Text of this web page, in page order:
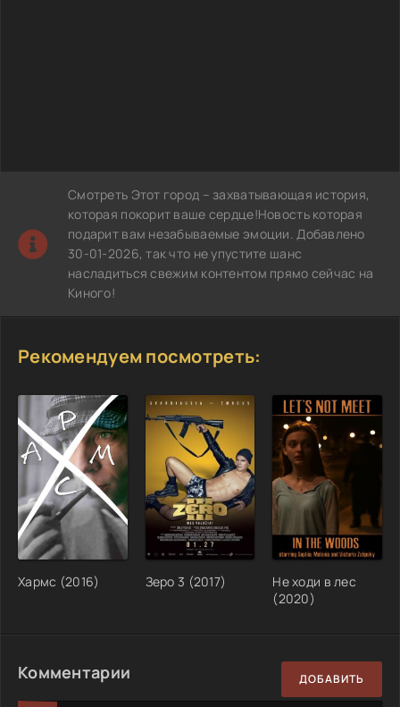
Смотреть Этот город – захватывающая история,
которая покорит ваше сердце!Новость которая
подарит вам незабываемые эмоции. Добавлено
30-01-2026, так что не упустите шанс
насладиться свежим контентом прямо сейчас на
Киного!
Рекомендуем посмотреть:
Хармс (2016) Зеро 3 (2017)
Не ходи в лес
(2020)
Комментарии ДОБАВИТЬ